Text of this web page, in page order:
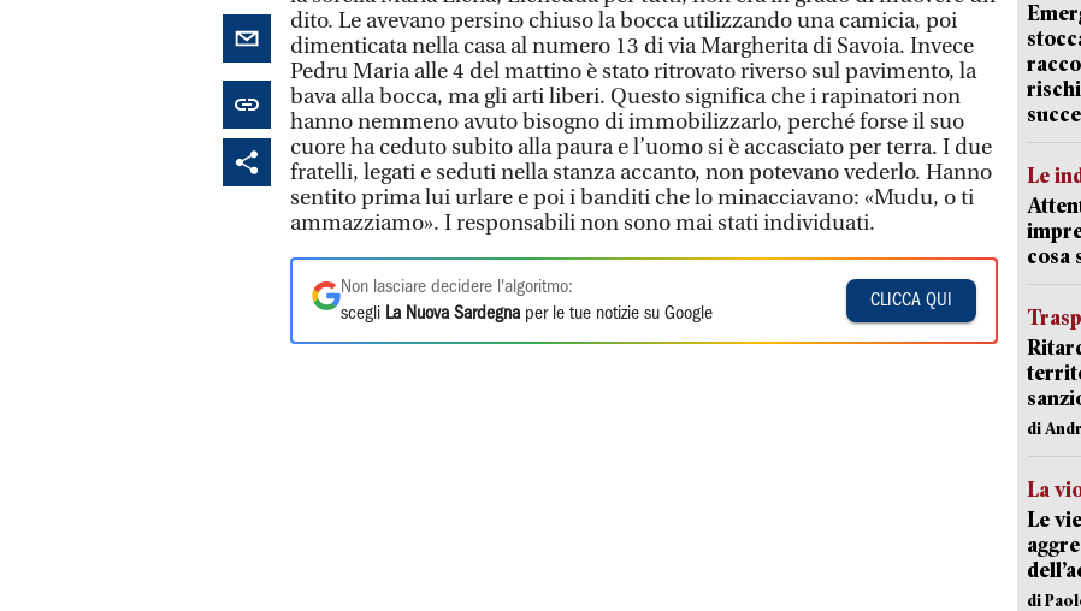
dito. Le avevano persino chiuso la bocca utilizzando una camicia, poi
dimenticata nella casa al numero 13 di via Margherita di Savoia. Invece
Pedru Maria alle 4 del mattino è stato ritrovato riverso sul pavimento, la
bava alla bocca, ma gli arti liberi. Questo significa che i rapinatori non
hanno nemmeno avuto bisogno di immobilizzarlo, perché forse il suo
cuore ha ceduto subito alla paura e l’uomo si è accasciato per terra. I due
fratelli, legati e seduti nella stanza accanto, non potevano vederlo. Hanno
sentito prima lui urlare e poi i banditi che lo minacciavano: «Mudu, o ti
ammazziamo». I responsabili non sono mai stati individuati.
Non lasciare decidere l'algoritmo:
scegli La Nuova Sardegna per le tue notizie su Google
CLICCA QUI
Le
cosa
di
La
Le
di